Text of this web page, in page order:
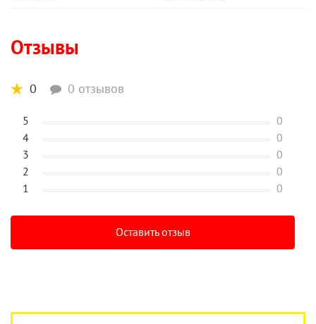
Отзывы
0 0 отзывов
5
0
4
0
3
0
2
0
1
0
Оставить отзыв